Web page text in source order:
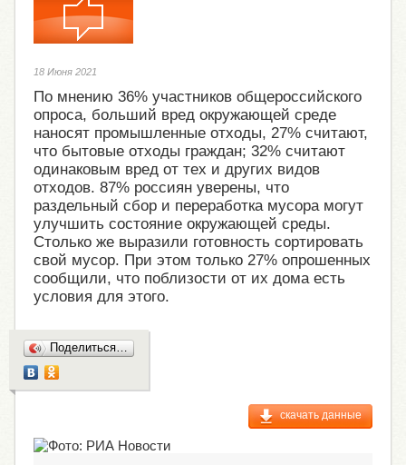
18 Июня 2021
По мнению 36% участников общероссийского
опроса, больший вред окружающей среде
наносят промышленные отходы, 27% считают,
что бытовые отходы граждан; 32% считают
одинаковым вред от тех и других видов
отходов. 87% россиян уверены, что
раздельный сбор и переработка мусора могут
улучшить состояние окружающей среды.
Столько же выразили готовность сортировать
свой мусор. При этом только 27% опрошенных
сообщили, что поблизости от их дома есть
условия для этого.
скачать данные
Поделиться…